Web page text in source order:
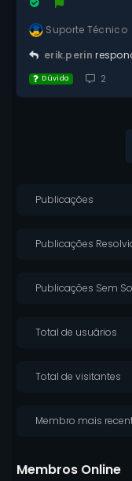
Suporte Técnico
erik.perin
Dúvida 2
Publicações
Publicações
Publicações Sem
Total de usuários
Total de visitantes
Membro mais
Membros Online